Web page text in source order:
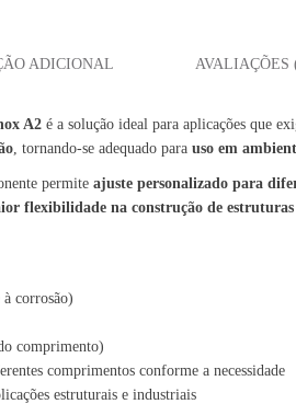
ADICIONAL AVALIAÇÕES
A2 é a solução ideal para aplicações que
, tornando-se adequado para uso em
permite ajuste personalizado para
flexibilidade na construção de estruturas
corrosão)
comprimento)
comprimentos conforme a necessidade
estruturais e industriais